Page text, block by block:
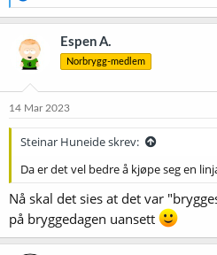
e
a
s
j
e
Espen A.
Norbrygg-medlem
14 Mar 2023
Steinar Huneide skrev:
Da er det vel bedre å kjøpe seg en
Nå skal det sies at det var
på bryggedagen uansett